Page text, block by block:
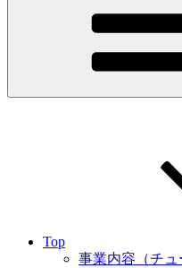
Top
事業内容（チュ